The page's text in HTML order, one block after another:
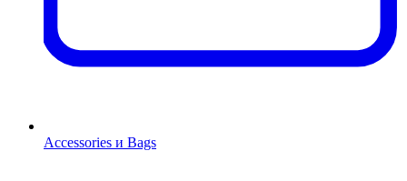
Accessories и Bags